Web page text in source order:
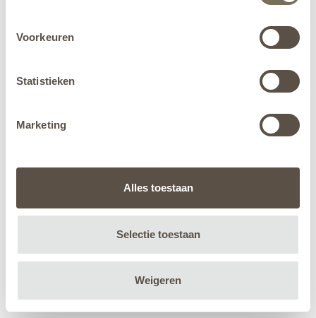
Voorkeuren
Statistieken
Marketing
Alles toestaan
Selectie toestaan
Weigeren